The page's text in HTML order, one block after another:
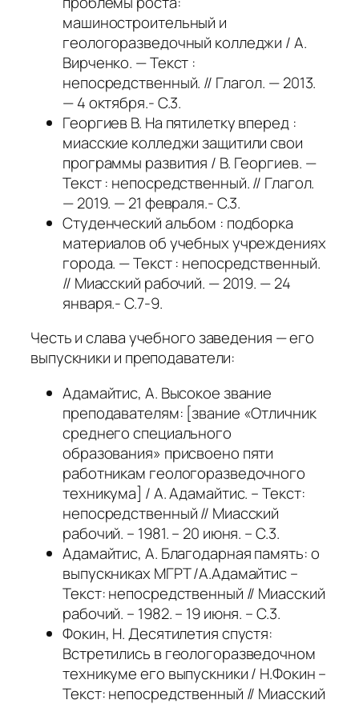
машиностроительный и
геологоразведочный колледжи / А.
Вирченко. — Текст :
непосредственный. // Глагол. — 2013.
— 4 октября.- С.3.
Георгиев В. На пятилетку вперед :
миасские колледжи защитили свои
программы развития / В. Георгиев. —
Текст : непосредственный. // Глагол.
— 2019. — 21 февраля.- С.3.
Студенческий альбом : подборка
материалов об учебных учреждениях
города. — Текст : непосредственный.
// Миасский рабочий. — 2019. — 24
января.- С.7-9.
Честь и слава учебного заведения — его
выпускники и преподаватели:
Адамайтис, А. Высокое звание
преподавателям: [звание «Отличник
среднего специального
образования» присвоено пяти
работникам геологоразведочного
техникума] / А. Адамайтис. – Текст:
непосредственный // Миасский
рабочий. – 1981. – 20 июня. – С.3.
Адамайтис, А. Благодарная память: о
выпускниках МГРТ /А.Адамайтис –
Текст: непосредственный // Миасский
рабочий. – 1982. – 19 июня. – С.3.
Фокин, Н. Десятилетия спустя:
Встретились в геологоразведочном
техникуме его выпускники / Н.Фокин –
Текст: непосредственный // Миасский